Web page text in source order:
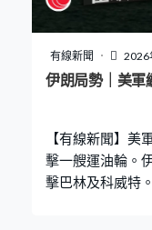
有線新聞 2026
伊朗局勢｜美
【有線新聞】美
擊一艘運油輪。
擊巴林及科威特